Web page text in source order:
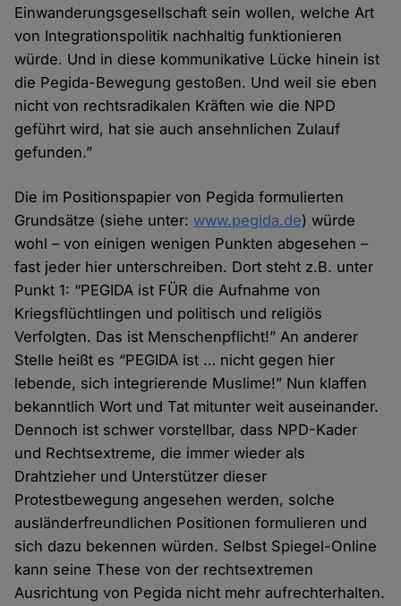
Einwanderungsgesellschaft sein wollen, welche Art
von Integrationspolitik nachhaltig funktionieren
würde. Und in diese kommunikative Lücke hinein ist
die Pegida-Bewegung gestoßen. Und weil sie eben
nicht von rechtsradikalen Kräften wie die NPD
geführt wird, hat sie auch ansehnlichen Zulauf
gefunden.”
Die im Positionspapier von Pegida formulierten
Grundsätze (siehe unter: www.pegida.de) würde
wohl – von einigen wenigen Punkten abgesehen –
fast jeder hier unterschreiben. Dort steht z.B. unter
Punkt 1: “PEGIDA ist FÜR die Aufnahme von
Kriegsflüchtlingen und politisch und religiös
Verfolgten. Das ist Menschenpflicht!” An anderer
Stelle heißt es “PEGIDA ist … nicht gegen hier
lebende, sich integrierende Muslime!” Nun klaffen
bekanntlich Wort und Tat mitunter weit auseinander.
Dennoch ist schwer vorstellbar, dass NPD-Kader
und Rechtsextreme, die immer wieder als
Drahtzieher und Unterstützer dieser
Protestbewegung angesehen werden, solche
ausländerfreundlichen Positionen formulieren und
sich dazu bekennen würden. Selbst Spiegel-Online
kann seine These von der rechtsextremen
Ausrichtung von Pegida nicht mehr aufrechterhalten.